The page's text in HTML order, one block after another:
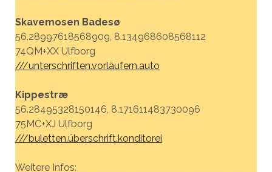
Skavemosen Badesø
56.28997618568909, 8.134968608568112
74QM+XX Ulfborg
///unterschriften.vorläufern.auto
Kippestræ
56.28495328150146, 8.171611483730096
75MC+XJ Ulfborg
///buletten.überschrift.konditorei
Weitere Infos: